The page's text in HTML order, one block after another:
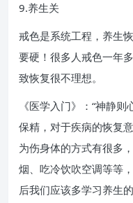
9.养生关
戒色是系统工程，养生
要硬！很多人戒色一年
致恢复很不理想。
《医学入门》：“神静
保精，对于疾病的恢复
为伤身体的方式有很多
烟、吃冷饮吹空调等等
后我们应该多学习养生